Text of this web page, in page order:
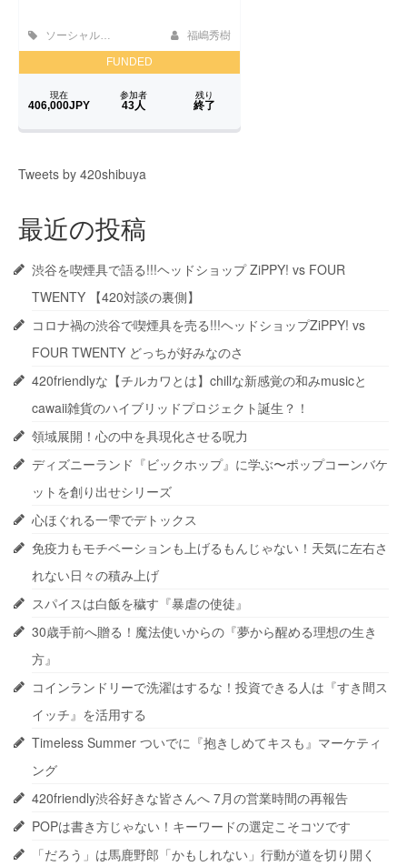
Tweets by 420shibuya
最近の投稿
渋谷を喫煙具で語る!!!ヘッドショップ ZiPPY! vs FOUR
TWENTY 【420対談の裏側】
コロナ禍の渋谷で喫煙具を売る!!!ヘッドショップZiPPY! vs
FOUR TWENTY どっちが好みなのさ
420friendlyな【チルカワとは】chillな新感覚の和みmusicと
cawaii雑貨のハイブリッドプロジェクト誕生？！
領域展開！心の中を具現化させる呪力
ディズニーランド『ビックホップ』に学ぶ〜ポップコーンバケ
ットを創り出せシリーズ
心ほぐれる一雫でデトックス
免疫力もモチベーションも上げるもんじゃない！天気に左右さ
れない日々の積み上げ
スパイスは白飯を穢す『暴虐の使徒』
30歳手前へ贈る！魔法使いからの『夢から醒める理想の生き
方』
コインランドリーで洗濯はするな！投資できる人は『すき間ス
イッチ』を活用する
Timeless Summer ついでに『抱きしめてキスも』マーケティ
ング
420friendly渋谷好きな皆さんへ 7月の営業時間の再報告
POPは書き方じゃない！キーワードの選定こそコツです
「だろう」は馬鹿野郎「かもしれない」行動が道を切り開く